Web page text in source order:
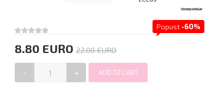
Popust -60%
8.80 EURO 22.00 EURO
- +